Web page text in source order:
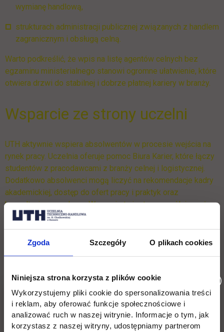
Zgoda Szczegóły O plikach cookies
Niniejsza strona korzysta z plików cookie
Wykorzystujemy pliki cookie do spersonalizowania treści
i reklam, aby oferować funkcje społecznościowe i
analizować ruch w naszej witrynie. Informacje o tym, jak
korzystasz z naszej witryny, udostępniamy partnerom
wymianę handlową,
strukturach administracji publicznej związanych z handlem
zagranicznym i obsługą celną.
Warto podkreślić, że wpis na listę agentów celnych bez
egzaminu ministerialnego stanowi ogromne ułatwienie, które
otwiera drzwi do stabilnej i dobrze płatnej kariery w branży.
Wsparcie ze strony uczelni
UTH aktywnie wspiera absolwentów w procesie wejścia na
rynek pracy. Uczelnia oferuje pomoc Biura Karier, które łączy
studentów z pracodawcami z branży celnej i logistycznej.
Dodatkowo absolwenci mogą liczyć na rekomendacje kadry
akademickiej, dostęp do ofert pracy i praktyk oraz
konsultacje zawodowe. Wsparcie to jest szczególnie ważne
w zawodzie wymagającym specjalistycznych kwalifikacji,
gdzie kontakty i odpowiednie przygotowanie merytoryczne
stanowią podstawę sukcesu.
Harmonogram zjazdów
ORGANIZACJA STUDIÓW